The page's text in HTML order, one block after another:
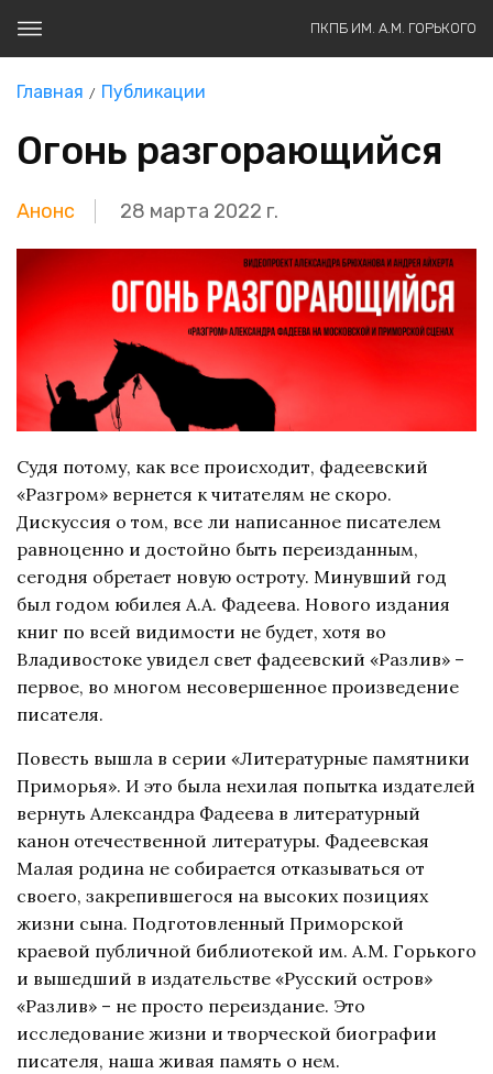
ПКПБ ИМ. А.М. ГОРЬКОГО
Главная Публикации
Огонь разгорающийся
Анонс 28 марта 2022 г.
Судя потому, как все происходит, фадеевский
«Разгром» вернется к читателям не скоро.
Дискуссия о том, все ли написанное писателем
равноценно и достойно быть переизданным,
сегодня обретает новую остроту. Минувший год
был годом юбилея А.А. Фадеева. Нового издания
книг по всей видимости не будет, хотя во
Владивостоке увидел свет фадеевский «Разлив» –
первое, во многом несовершенное произведение
писателя.
Повесть вышла в серии «Литературные памятники
Приморья». И это была нехилая попытка издателей
вернуть Александра Фадеева в литературный
канон отечественной литературы. Фадеевская
Малая родина не собирается отказываться от
своего, закрепившегося на высоких позициях
жизни сына. Подготовленный Приморской
краевой публичной библиотекой им. А.М. Горького
и вышедший в издательстве «Русский остров»
«Разлив» – не просто переиздание. Это
исследование жизни и творческой биографии
писателя, наша живая память о нем.